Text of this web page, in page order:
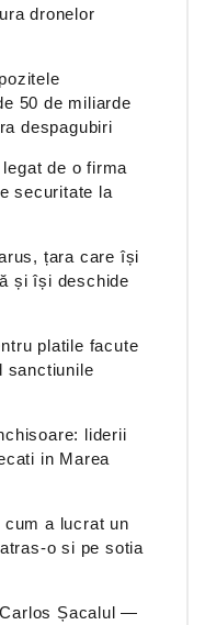
dronelor
50 de miliarde
despagubiri
de o firma
securitate la
țara care își
și își deschide
platile facute
sanctiunile
liderii
in Marea
a lucrat un
o si pe sotia
Șacalul —